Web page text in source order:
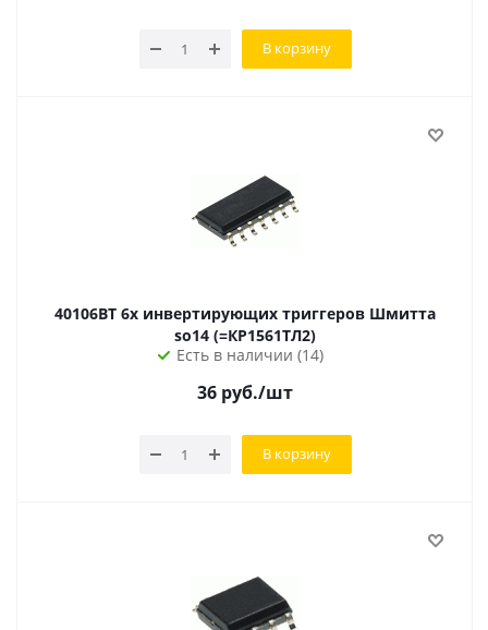
В корзину
40106BT 6x инвертирующих триггеров Шмитта
so14 (=КР1561ТЛ2)
Есть в наличии (14)
36 руб./шт
В корзину